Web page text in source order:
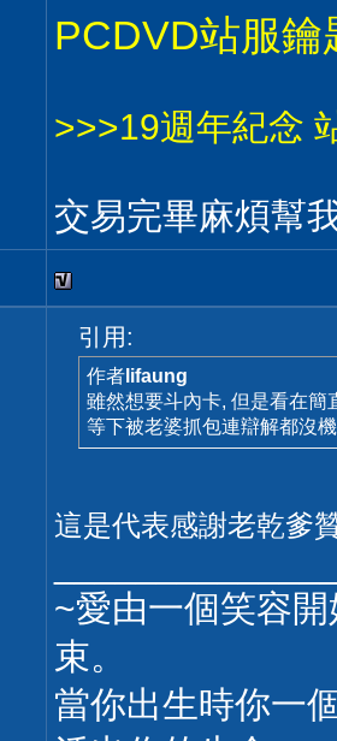
PCDVD站服
>>>19週年紀念
交易完畢麻煩幫
引用:
作者 lifaung
雖然想要斗內卡, 但是看在簡
等下被老婆抓包連辯解都沒
這是代表感謝老乾爹
~愛由一個笑容
束。
當你出生時你一